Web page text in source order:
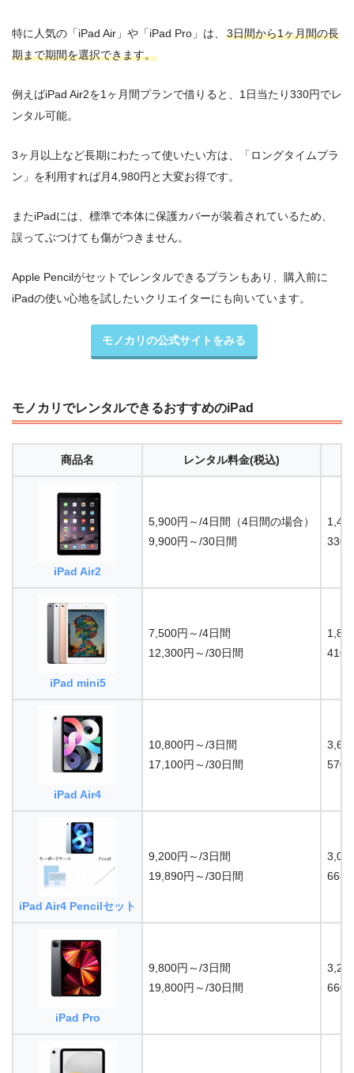
特に人気の「iPad Air」や「iPad Pro」は、
3日間から1ヶ月間の長
期まで期間を選択できます。
例えばiPad Air2を1ヶ月間プランで借りると、1日当たり330円でレ
ンタル可能。
3ヶ月以上など長期にわたって使いたい方は、「ロングタイムプラ
ン」を利用すれば月4,980円と大変お得です。
またiPadには、標準で本体に保護カバーが装着されているため、
誤ってぶつけても傷がつきません。
Apple Pencilがセットでレンタルできるプランもあり、購入前に
iPadの使い心地を試したいクリエイターにも向いています。
モノカリの公式サイトをみる
モノカリでレンタルできるおすすめのiPad
商品名 レンタル料金(税込)
iPad Air2
5,900円～/4日間（4日間の場合）
9,900円～/30日間
330
iPad mini5
7,500円～/4日間
12,300円～/30日間
410
iPad Air4
10,800円～/3日間
17,100円～/30日間
570
iPad Air4 Pencilセット
9,200円～/3日間
19,890円～/30日間
663
iPad Pro
9,800円～/3日間
19,800円～/30日間
660